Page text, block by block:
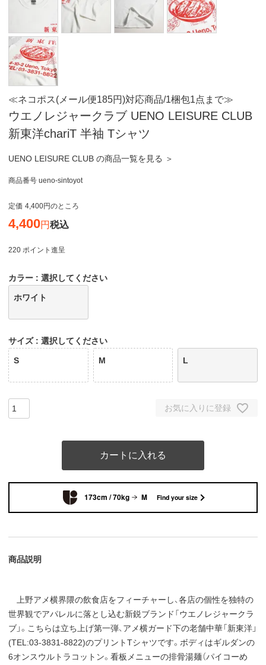
≪ネコポス(メール便185円)対応商品/1梱包1点まで≫
ウエノレジャークラブ UENO LEISURE CLUB
新東洋chariT 半袖 Tシャツ
UENO LEISURE CLUB の商品一覧を見る ＞
商品番号 ueno-sintoyot
定価 4,400 のところ
4,400 税込
220 ポイント進呈
カラー 選択してください
ホワイト
サイズ 選択してください
S M L
お気に入りに登録
カートに入れる
173cm / 70kg M Find your size
商品説明
上野アメ横界隈の飲食店をフィーチャーし、各店の個性を独特の
世界観でアパレルに落とし込む新鋭ブランド「ウエノレジャークラ
ブ」。こちらは立ち上げ第一弾、アメ横ガード下の老舗中華「新東洋」
(TEL:03-3831-8822)のプリントTシャツです。ボディはギルダンの
6オンスウルトラコットン。看板メニューの排骨湯麺（パイコーめ